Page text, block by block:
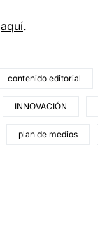
aquí.
contenido editorial
INNOVACIÓN
plan de medios